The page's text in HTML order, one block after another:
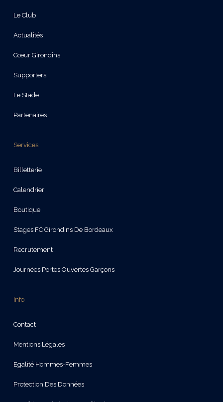
Le Club
Actualités
Cœur Girondins
Supporters
Le Stade
Partenaires
Services
Billetterie
Calendrier
Boutique
Stages FC Girondins De Bordeaux
Recrutement
Journées Portes Ouvertes Garçons
Info
Contact
Mentions Légales
Egalité Hommes-Femmes
Protection Des Données